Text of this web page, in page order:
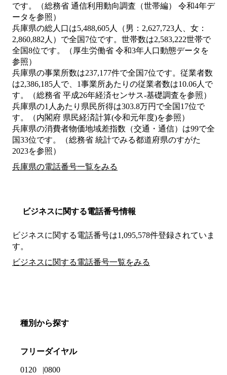
です。（総務省 通信利用動向調査（世帯編） 令和4年デ
ータを参照）
兵庫県の総人口は5,488,605人（男：2,627,723人、女：
2,860,882人）で全国7位です。世帯数は2,583,222世帯で
全国8位です。（厚生労働省 令和3年人口動態データを
参照）
兵庫県の事業所数は237,177件で全国7位です。従業者数
は2,386,185人で、1事業所あたりの従業者数は10.06人で
す。（総務省 平成26年経済センサス‐基礎調査を参照）
兵庫県の1人あたり県民所得は303.8万円で全国17位で
す。（内閣府 県民経済計算(令和元年度)を参照）
兵庫県の消費者物価地域差指数（交通・通信）は99で全
国33位です。（総務省 統計でみる都道府県のすがた
2023を参照）
兵庫県の電話番号一覧をみる
ビジネスに関する電話番号情報
ビジネスに関する電話番号は1,095,578件登録されていま
す。
ビジネスに関する電話番号一覧をみる
種別から探す
フリーダイヤル
0120 0800